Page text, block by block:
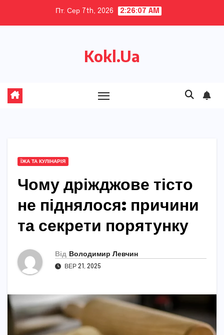
Пт. Сер 7th, 2026 2:26:08 AM
Kokl.Ua
ЇЖА ТА КУЛІНАРІЯ
Чому дріжджове тісто
не піднялося: причини
та секрети порятунку
Від Володимир Левчин
ВЕР 21, 2025